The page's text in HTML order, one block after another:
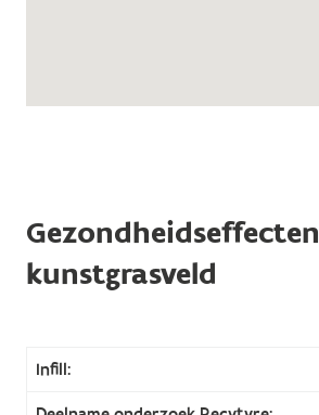
Gezondheidseffecten
kunstgrasveld
Infill: